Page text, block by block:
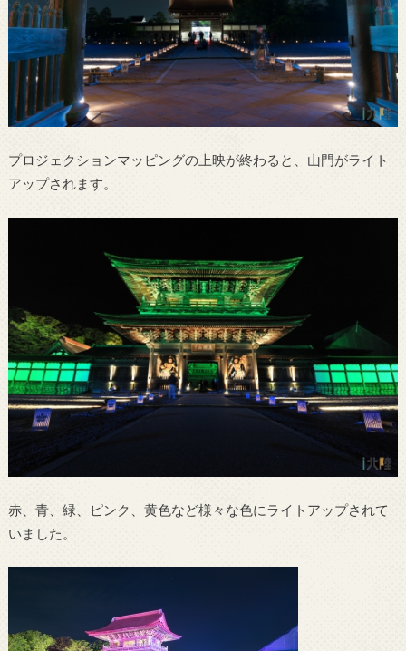
プロジェクションマッピングの上映が終わると、山門がライト
アップされます。
赤、青、緑、ピンク、黄色など様々な色にライトアップされて
いました。